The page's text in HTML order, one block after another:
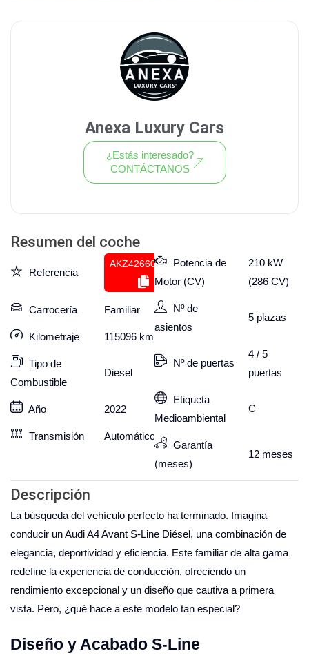
Resumen del coche
Referencia
AKZ426608681
Carrocería Familiar
Kilometraje 115096 km
Tipo de
Combustible
Diesel
Año 2022
Transmisión Automático
Potencia de
Motor (CV)
210 kW
(286 CV)
Nº de
asientos
5 plazas
Nº de puertas
4 / 5
puertas
Etiqueta
Medioambiental
C
Garantía
(meses)
12 meses
Descripción
La búsqueda del vehículo perfecto ha terminado. Imagina
conducir un Audi A4 Avant S-Line Diésel, una combinación de
elegancia, deportividad y eficiencia. Este familiar de alta gama
redefine la experiencia de conducción, ofreciendo un
rendimiento excepcional y un diseño que cautiva a primera
vista. Pero, ¿qué hace a este modelo tan especial?
Diseño y Acabado S-Line
Anexa Luxury Cars
¿Estás interesado?
CONTÁCTANOS